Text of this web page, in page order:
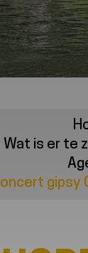
Wat is er te
gipsy